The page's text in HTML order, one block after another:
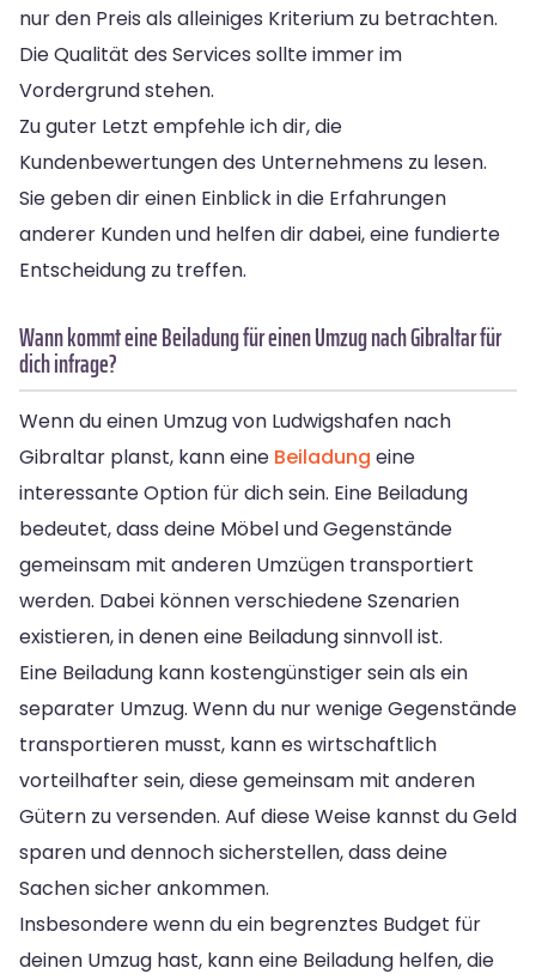
nur den Preis als alleiniges Kriterium zu betrachten.
Die Qualität des Services sollte immer im
Vordergrund stehen.
Zu guter Letzt empfehle ich dir, die
Kundenbewertungen des Unternehmens zu lesen.
Sie geben dir einen Einblick in die Erfahrungen
anderer Kunden und helfen dir dabei, eine fundierte
Entscheidung zu treffen.
Wann kommt eine Beiladung für einen Umzug nach Gibraltar für
dich infrage?
Wenn du einen Umzug von Ludwigshafen nach
Gibraltar planst, kann eine Beiladung eine
interessante Option für dich sein. Eine Beiladung
bedeutet, dass deine Möbel und Gegenstände
gemeinsam mit anderen Umzügen transportiert
werden. Dabei können verschiedene Szenarien
existieren, in denen eine Beiladung sinnvoll ist.
Eine Beiladung kann kostengünstiger sein als ein
separater Umzug. Wenn du nur wenige Gegenstände
transportieren musst, kann es wirtschaftlich
vorteilhafter sein, diese gemeinsam mit anderen
Gütern zu versenden. Auf diese Weise kannst du Geld
sparen und dennoch sicherstellen, dass deine
Sachen sicher ankommen.
Insbesondere wenn du ein begrenztes Budget für
deinen Umzug hast, kann eine Beiladung helfen, die